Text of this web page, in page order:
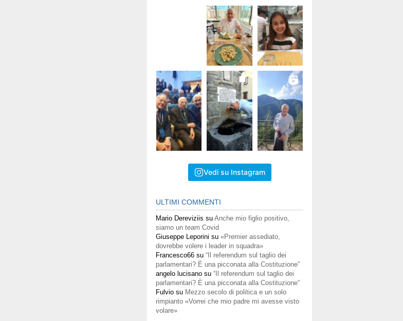
Vedi su Instagram
ULTIMI COMMENTI
Mario Dereviziis su Anche mio figlio positivo,
siamo un team Covid
Giuseppe Leporini su «Premier assediato,
dovrebbe volere i leader in squadra»
Francesco66 su “Il referendum sul taglio dei
parlamentari? È una picconata alla Costituzione”
angelo lucisano su “Il referendum sul taglio dei
parlamentari? È una picconata alla Costituzione”
Fulvio su Mezzo secolo di politica e un solo
rimpianto «Vorrei che mio padre mi avesse visto
volare»